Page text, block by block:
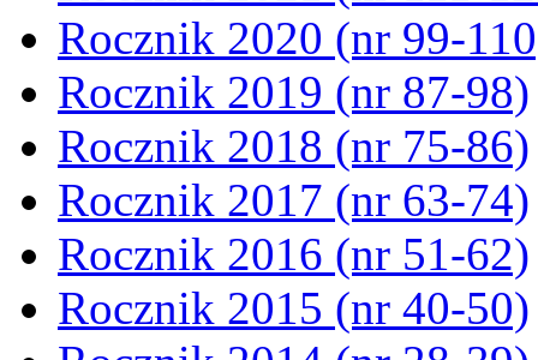
Rocznik 2020 (nr 99-
Rocznik 2019 (nr 87-98)
Rocznik 2018 (nr 75-86)
Rocznik 2017 (nr 63-74)
Rocznik 2016 (nr 51-62)
Rocznik 2015 (nr 40-50)